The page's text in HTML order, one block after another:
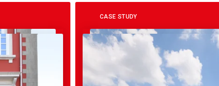
CASE STUDY